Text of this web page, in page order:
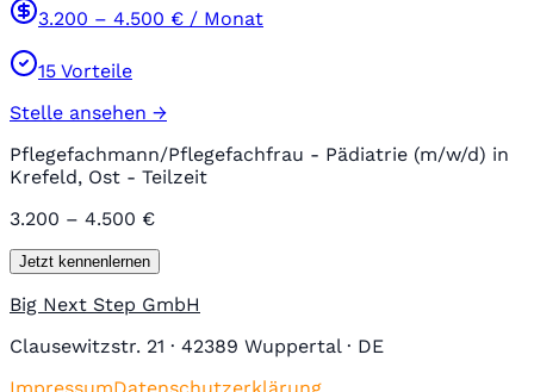
3.200 – 4.500 € / Monat
15 Vorteile
Stelle ansehen →
Pflegefachmann/Pflegefachfrau - Pädiatrie (m/w/d) in
Krefeld, Ost - Teilzeit
3.200 – 4.500 €
Jetzt kennenlernen
Big Next Step GmbH
Clausewitzstr. 21 · 42389 Wuppertal · DE